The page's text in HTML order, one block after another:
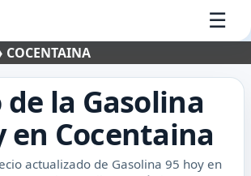
☰
COCENTAINA
de la Gasolina
en Cocentaina
actualizado de Gasolina 95 hoy en